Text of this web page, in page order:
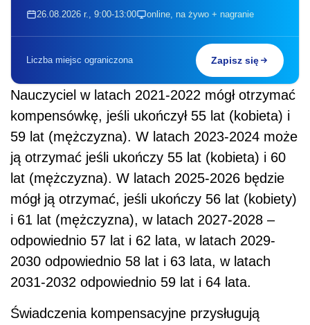
26.08.2026 r., 9:00-13:00 online, na żywo + nagranie
Liczba miejsc ograniczona Zapisz się
Nauczyciel w latach 2021-2022 mógł otrzymać
kompensówkę, jeśli ukończył 55 lat (kobieta) i
59 lat (mężczyzna). W latach 2023-2024 może
ją otrzymać jeśli ukończy 55 lat (kobieta) i 60
lat (mężczyzna). W latach 2025-2026 będzie
mógł ją otrzymać, jeśli ukończy 56 lat (kobiety)
i 61 lat (mężczyzna), w latach 2027-2028 –
odpowiednio 57 lat i 62 lata, w latach 2029-
2030 odpowiednio 58 lat i 63 lata, w latach
2031-2032 odpowiednio 59 lat i 64 lata.
Świadczenia kompensacyjne przysługują